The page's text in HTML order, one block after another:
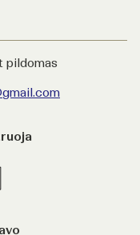
pildomas